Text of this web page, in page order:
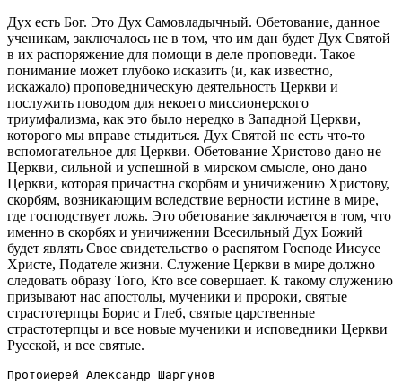
Дух есть Бог. Это Дух Самовладычный. Обетование, данное
ученикам, заключалось не в том, что им дан будет Дух Святой
в их распоряжение для помощи в деле проповеди. Такое
понимание может глубоко исказить (и, как известно,
искажало) проповедническую деятельность Церкви и
послужить поводом для некоего миссионерского
триумфализма, как это было нередко в Западной Церкви,
которого мы вправе стыдиться. Дух Святой не есть что-то
вспомогательное для Церкви. Обетование Христово дано не
Церкви, сильной и успешной в мирском смысле, оно дано
Церкви, которая причастна скорбям и уничижению Христову,
скорбям, возникающим вследствие верности истине в мире,
где господствует ложь. Это обетование заключается в том, что
именно в скорбях и уничижении Всесильный Дух Божий
будет являть Свое свидетельство о распятом Господе Иисусе
Христе, Подателе жизни. Служение Церкви в мире должно
следовать образу Того, Кто все совершает. К такому служению
призывают нас апостолы, мученики и пророки, святые
страстотерпцы Борис и Глеб, святые царственные
страстотерпцы и все новые мученики и исповедники Церкви
Русской, и все святые.
Протоиерей Александр Шаргунов